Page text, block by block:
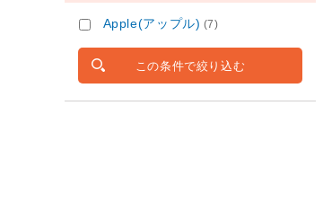
Apple(アップル) (7)
この条件で絞り込む